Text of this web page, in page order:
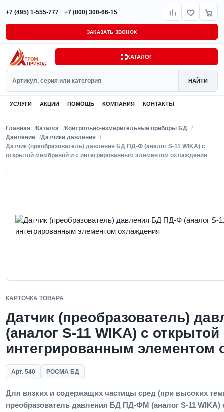
+7 (495) 1-555-777 +7 (800) 300-66-15
ЗАКАЗАТЬ ЗВОНОК
КАТАЛОГ
НАЙТИ
УСЛУГИ АКЦИИ ПОМОЩЬ КОМПАНИЯ КОНТАКТЫ
Главная Каталог
Контрольно-измерительные приборы БД
Давление
Датчики давления
Датчик (преобразователь) давления БД ПД-Ф (аналог S-11 WIKA) с
открытой мембраной и с интегрированным элементом охлаждения
КАРТОЧКА ТОВАРА
Датчик (преобразователь)
(аналог S-11 WIKA) с
интегрированным элементом
Арт. 540 РОСМА БД
Для вязких и содержащих частицы сред (при высоких
преобразователь давления БД ПД-ФМ (аналог S-11 WIKA)